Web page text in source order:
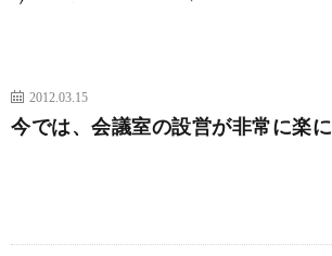
2012.03.15
今では、会議室の設営が非常に楽